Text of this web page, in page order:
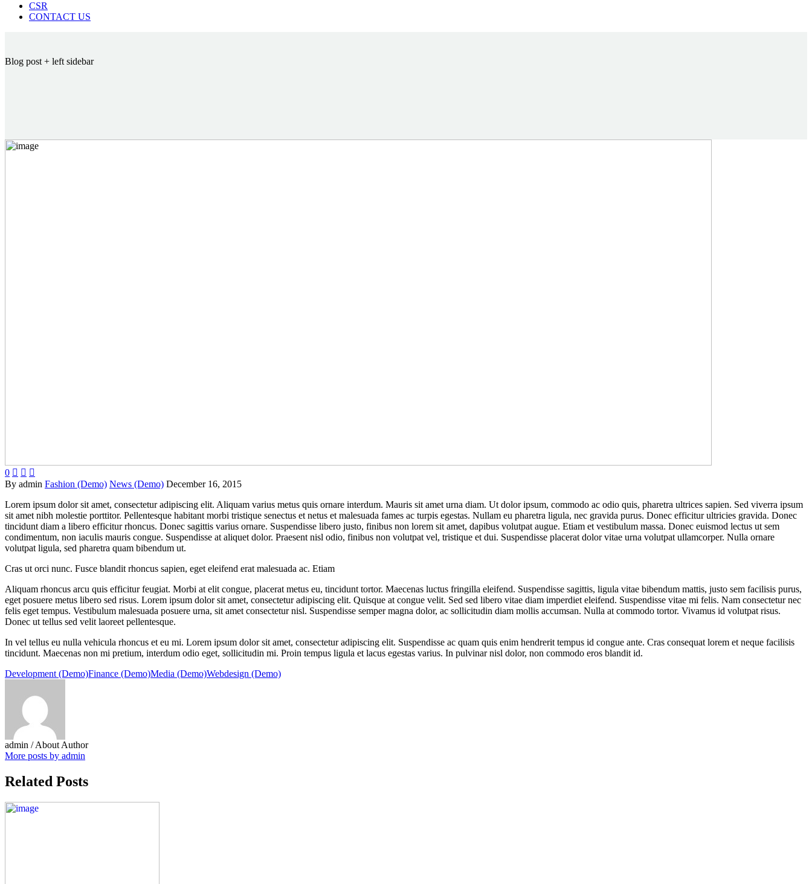
CSR
CONTACT US
Blog post + left sidebar
0   
By admin Fashion (Demo) News (Demo) December 16, 2015
Lorem ipsum dolor sit amet, consectetur adipiscing elit. Aliquam varius metus quis ornare interdum. Mauris sit amet urna diam. Ut dolor ipsum, commodo ac odio quis, pharetra ultrices sapien. Sed viverra ipsum
sit amet nibh molestie porttitor. Pellentesque habitant morbi tristique senectus et netus et malesuada fames ac turpis egestas. Nullam eu pharetra ligula, nec gravida purus. Donec efficitur ultricies gravida. Donec
tincidunt diam a libero efficitur rhoncus. Donec sagittis varius ornare. Suspendisse libero justo, finibus non lorem sit amet, dapibus volutpat augue. Etiam et vestibulum massa. Donec euismod lectus ut sem
condimentum, non iaculis mauris congue. Suspendisse at aliquet dolor. Praesent nisl odio, finibus non volutpat vel, tristique et dui. Suspendisse placerat dolor vitae urna volutpat ullamcorper. Nulla ornare
volutpat ligula, sed pharetra quam bibendum ut.
Cras ut orci nunc. Fusce blandit rhoncus sapien, eget eleifend erat malesuada ac. Etiam
Aliquam rhoncus arcu quis efficitur feugiat. Morbi at elit congue, placerat metus eu, tincidunt tortor. Maecenas luctus fringilla eleifend. Suspendisse sagittis, ligula vitae bibendum mattis, justo sem facilisis purus,
eget posuere metus libero sed risus. Lorem ipsum dolor sit amet, consectetur adipiscing elit. Quisque at congue velit. Sed sed libero vitae diam imperdiet eleifend. Suspendisse vitae mi felis. Nam consectetur nec
felis eget tempus. Vestibulum malesuada posuere urna, sit amet consectetur nisl. Suspendisse semper magna dolor, ac sollicitudin diam mollis accumsan. Nulla at commodo tortor. Vivamus id volutpat risus.
Donec ut tellus sed velit laoreet pellentesque.
In vel tellus eu nulla vehicula rhoncus et eu mi. Lorem ipsum dolor sit amet, consectetur adipiscing elit. Suspendisse ac quam quis enim hendrerit tempus id congue ante. Cras consequat lorem et neque facilisis
tincidunt. Maecenas non mi pretium, interdum odio eget, sollicitudin mi. Proin tempus ligula et lacus egestas varius. In pulvinar nisl dolor, non commodo eros blandit id.
Development (Demo)Finance (Demo)Media (Demo)Webdesign (Demo)
admin / About Author
More posts by admin
Related Posts